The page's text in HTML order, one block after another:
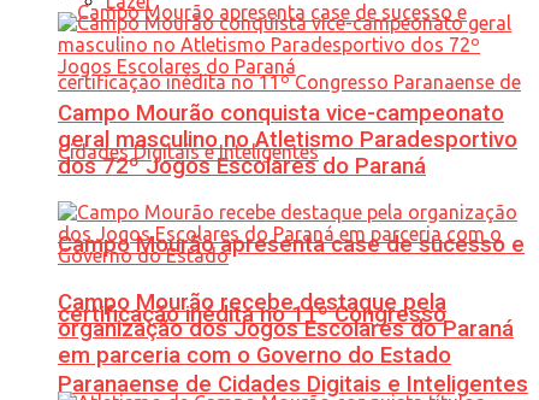
Campo Mourão apresenta case de sucesso e
certificação inédita no 11º Congresso
Paranaense de Cidades Digitais e Inteligentes
Campo Mourão conquista vice-campeonato
geral masculino no Atletismo Paradesportivo
dos 72º Jogos Escolares do Paraná
Campo Mourão recebe destaque pela
organização dos Jogos Escolares do Paraná
em parceria com o Governo do Estado